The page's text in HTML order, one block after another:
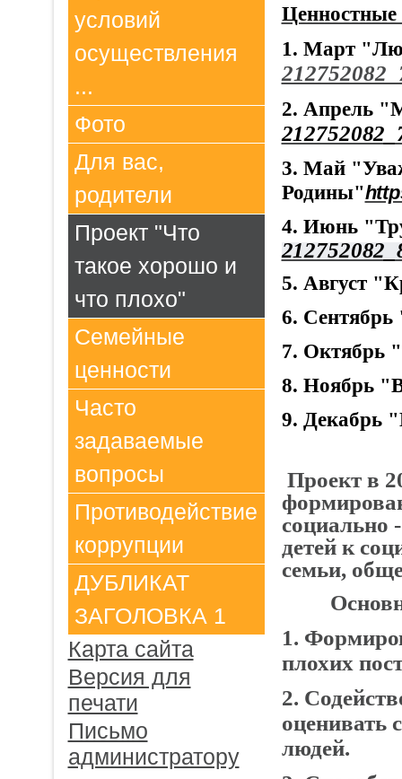
условий
осуществления
...
Фото
Для вас,
родители
Проект "Что
такое хорошо и
что плохо"
Семейные
ценности
Часто
задаваемые
вопросы
Противодействие
коррупции
ДУБЛИКАТ
ЗАГОЛОВКА 1
Карта сайта
Версия для
печати
Письмо
администратору
1. Март
2. Апрель
3. Май
Родины"
4. Июнь
5. Август
6.
7. Октябрь
8. Ноябрь
9. Декабрь
Проект в
социально
детей к
семьи,
1.
плохих
2.
оценивать
людей.